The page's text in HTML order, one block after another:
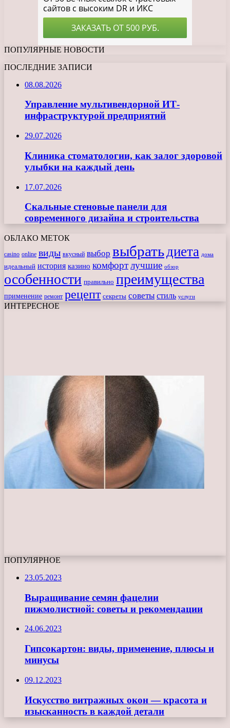
ПОПУЛЯРНЫЕ НОВОСТИ
ПОСЛЕДНИЕ ЗАПИСИ
08.08.2026
Управление мультивендорной ИТ-
инфраструктурой предприятий
29.07.2026
Клиника стоматологии, как залог здоровой
улыбки на каждый день
17.07.2026
Скальные стеновые панели для
современного дизайна и строительства
ОБЛАКО МЕТОК
casino online виды вкусный выбор выбратьдиета дома
идеальный история казино комфортлучшие обзор
особенности правильно преимущества
применение ремонт рецепт секреты советы стиль услуги
ИНТЕРЕСНОЕ
ПОПУЛЯРНОЕ
23.05.2023
Выращивание семян фацелии
пижмолистной: советы и рекомендации
24.06.2023
Гипсокартон: виды, применение, плюсы и
минусы
09.12.2023
Искусство витражных окон — красота и
изысканность в каждой детали